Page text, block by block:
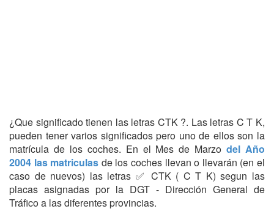
¿Que significado tienen las letras CTK ?. Las letras C T K,
pueden tener varios significados pero uno de ellos son la
matrícula de los coches. En el Mes de Marzodel Año
2004 las matriculas de los coches llevan o llevarán (en el
caso de nuevos) las letras ✅ CTK ( C T K) segun las
placas asignadas por la DGT - Dirección General de
Tráfico a las diferentes provincias.